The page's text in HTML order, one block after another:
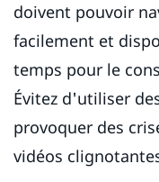
doivent pouvoir
facilement et
temps pour le
Évitez d'utiliser
provoquer des
vidéos